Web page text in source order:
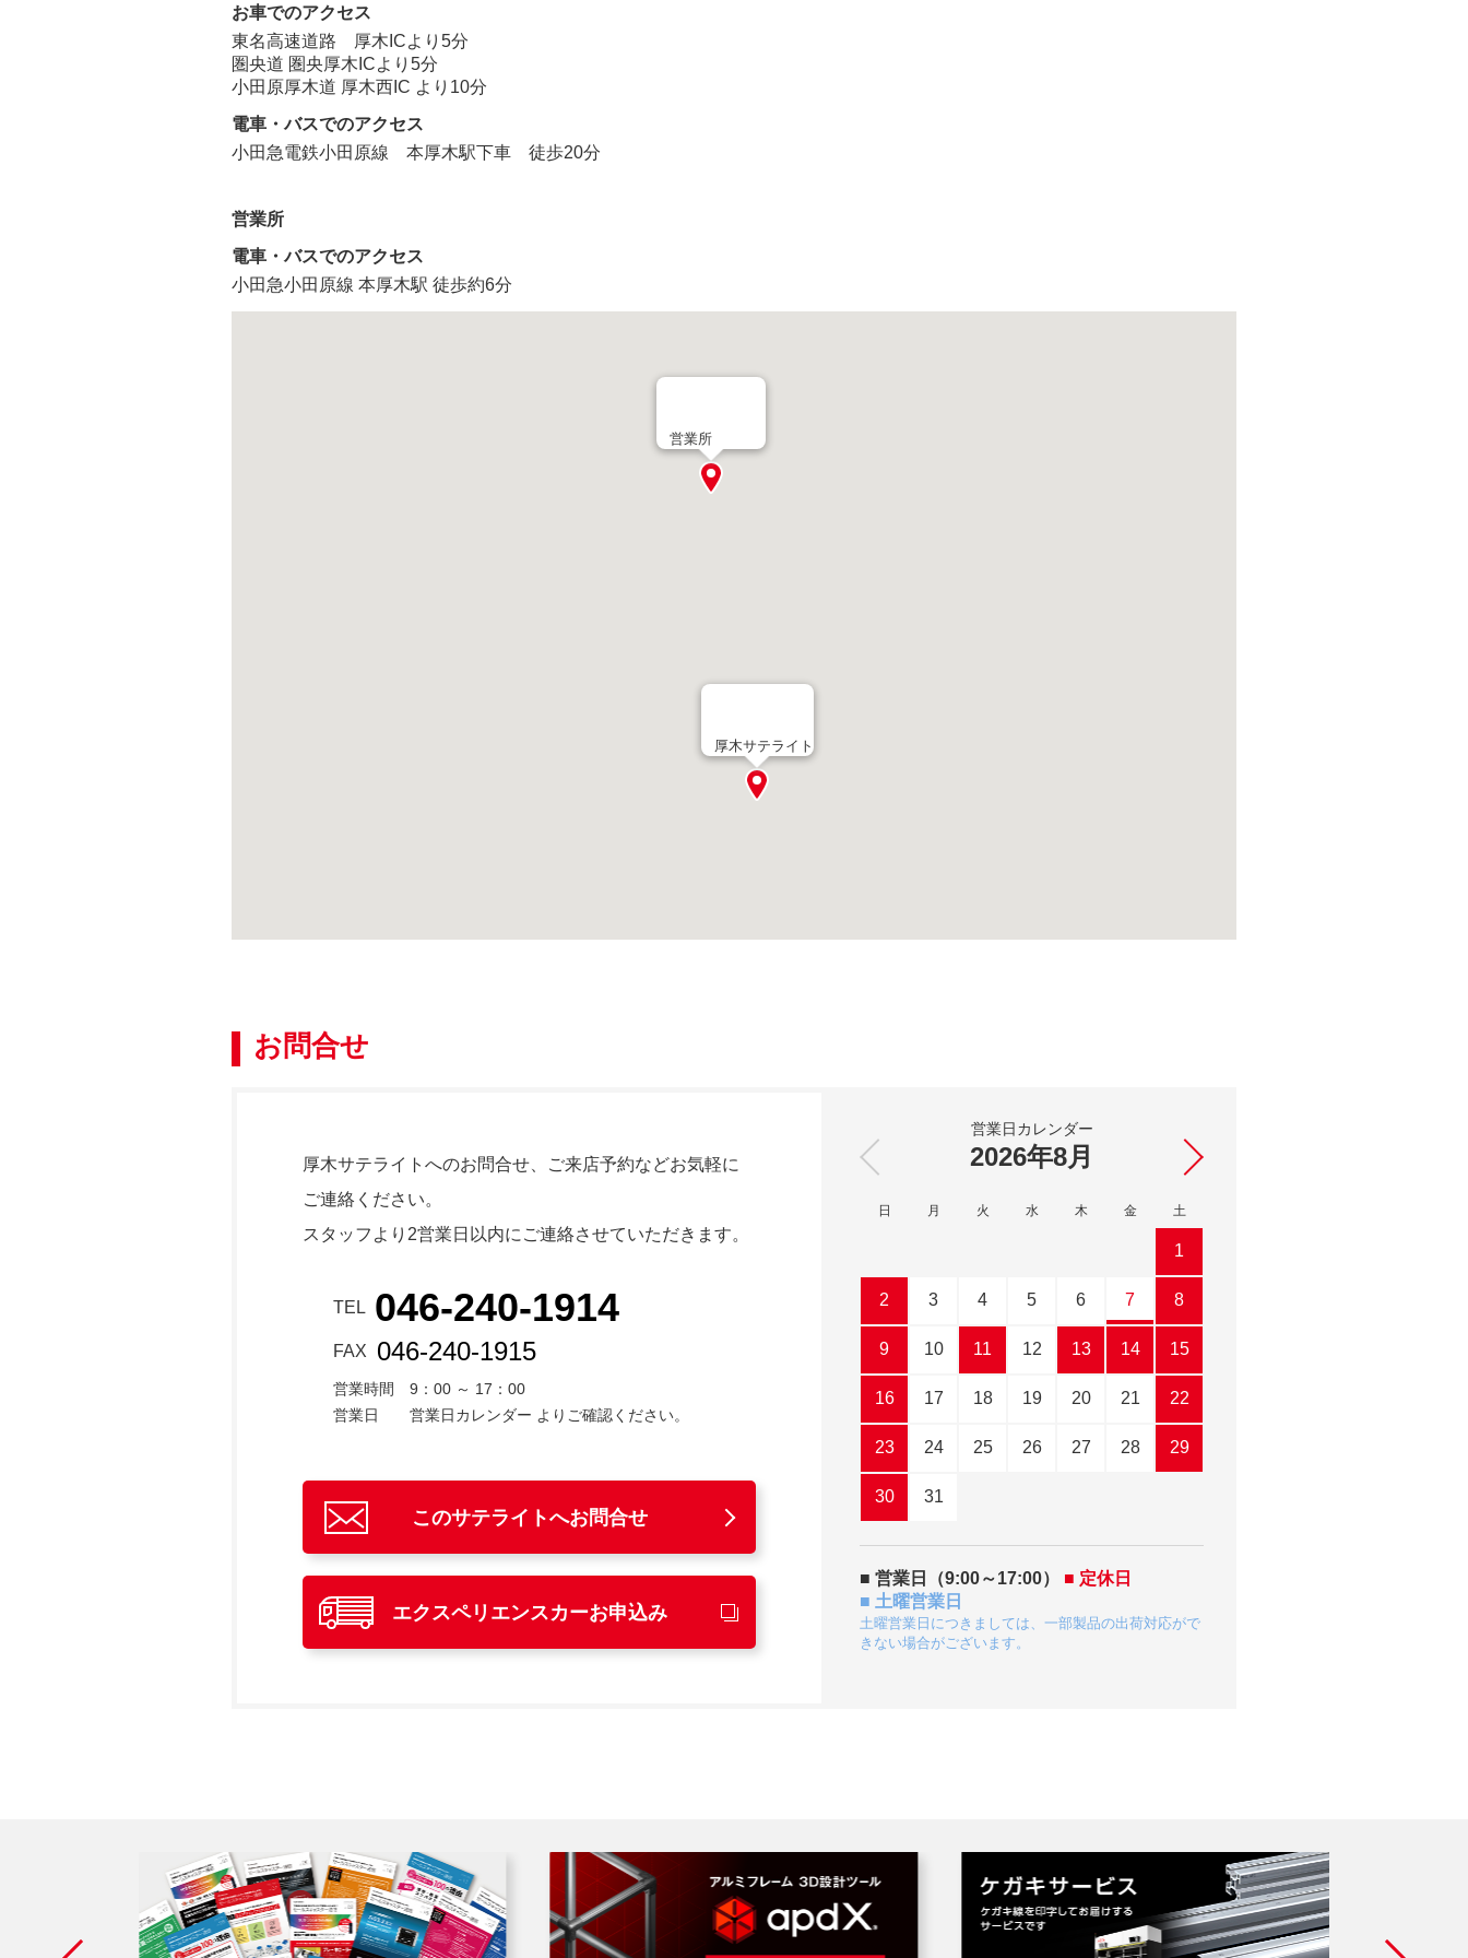
お車でのアクセス
東名高速道路 厚木ICより5分
圏央道 圏央厚木ICより5分
小田原厚木道 厚木西IC より10分
電車・バスでのアクセス
小田急電鉄小田原線 本厚木駅下車 徒歩20分
営業所
電車・バスでのアクセス
小田急小田原線 本厚木駅 徒歩約6分
厚木サテライト
営業所
お問合せ
厚木サテライトへのお問合せ、ご来店予約などお気軽に
ご連絡ください。
スタッフより2営業日以内にご連絡させていただきます。
TEL 046-240-1914
FAX 046-240-1915
営業時間
9：00 ～ 17：00
営業日
営業日カレンダー よりご確認ください。
このサテライトへお問合せ
エクスペリエンスカーお申込み
営業日カレンダー
2026年8月
日 月 火 水 木 金 土
1
2 3 4 5 6 7 8
9 10 11 12 13 14 15
16 17 18 19 20 21 22
23 24 25 26 27 28 29
30 31
■ 営業日（9:00～17:00）
■ 定休日
■ 土曜営業日
土曜営業日につきましては、一部製品の出荷対応がで
きない場合がございます。